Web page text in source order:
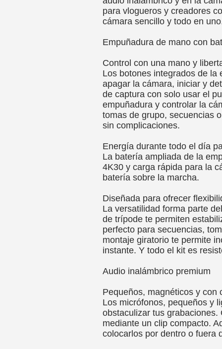
para vlogueros y creadores
cámara sencillo y todo en
Empuñadura de mano con
Control con una mano y
Los botones integrados de la
apagar la cámara, iniciar y
de captura con solo usar el
empuñadura y controlar la
tomas de grupo, secuencias
sin complicaciones.
Energía durante todo el día
La batería ampliada de la
4K30 y carga rápida para la
batería sobre la marcha.
Diseñada para ofrecer
La versatilidad forma parte
de trípode te permiten
perfecto para secuencias,
montaje giratorio te permite
instante. Y todo el kit es
Audio inalámbrico premium
Pequeños, magnéticos y con
Los micrófonos, pequeños y
obstaculizar tus
mediante un clip compacto.
colocarlos por dentro o fuera